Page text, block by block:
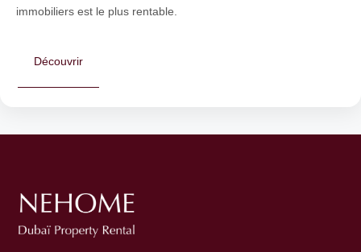
immobiliers est le plus rentable.
Découvrir